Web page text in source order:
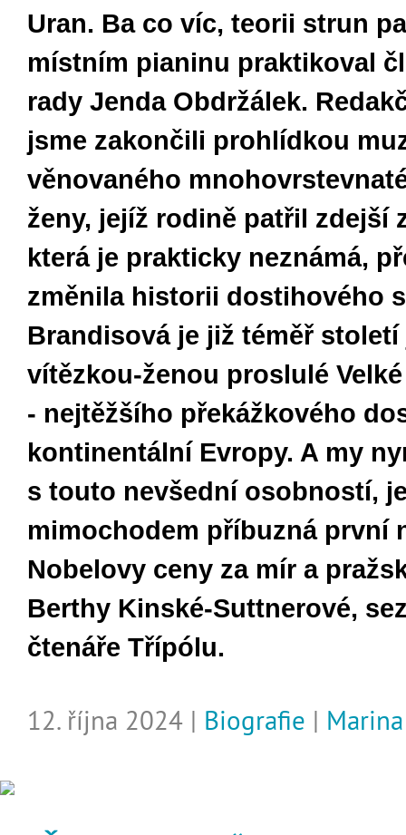
Uran. Ba co víc, teorii strun
místním pianinu praktikoval
rady Jenda Obdržálek.
jsme zakončili prohlídkou
věnovaného
ženy, jejíž rodině patřil zdejší
která je prakticky neznámá,
změnila historii dostihového
Brandisová je již téměř
vítězkou-ženou proslulé
- nejtěžšího překážkového
kontinentální Evropy. A my
s touto nevšední osobností,
mimochodem příbuzná první
Nobelovy ceny za mír a
Berthy Kinské-Suttnerové,
čtenáře Třípólu.
12. října 2024 | Biografie |